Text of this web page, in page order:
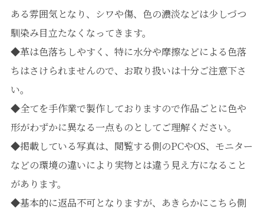
ある雰囲気となり、シワや傷、色の濃淡などは少しづつ
馴染み目立たなくなってきます。
◆革は色落ちしやすく、特に水分や摩擦などによる色落
ちはさけられませんので、お取り扱いは十分ご注意下さ
い。
◆全てを手作業で製作しておりますので作品ごとに色や
形がわずかに異なる一点ものとしてご理解ください。
◆掲載している写真は、閲覧する側のPCやOS、モニター
などの環境の違いにより実物とは違う見え方になること
があります。
◆基本的に返品不可となりますが、あきらかにこちら側